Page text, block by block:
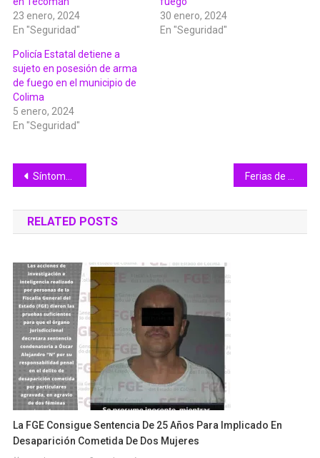
23 enero, 2024
En "Seguridad"
30 enero, 2024
En "Seguridad"
Policía Estatal detiene a
sujeto en posesión de arma
de fuego en el municipio de
Colima
5 enero, 2024
En "Seguridad"
Navegación
de
entradas
Síntomas depresivos afectan más a personas adultas mayores
RELATED POSTS
La FGE Consigue Sentencia De 25 Años Para Implicado En
Desaparición Cometida De Dos Mujeres